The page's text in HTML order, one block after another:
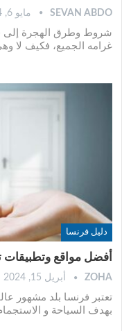
SEVAN ABDO مايو 6, 2024
شروط وطرق الهجرة إلى
غرامه الجميع، فكيف لا وهي
دليل فرنسا
أفضل مواقع وتطبيقات
ZOHA أبريل 15, 2024
تعتبر فرنسا بلد مشهور
بهدف السياحة و